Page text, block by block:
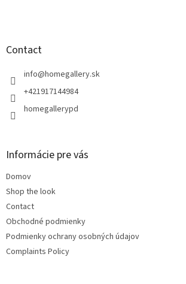
Contact
info@homegallery.sk
+421917144984
homegallerypd
Informácie pre vás
Domov
Shop the look
Contact
Obchodné podmienky
Podmienky ochrany osobných údajov
Complaints Policy